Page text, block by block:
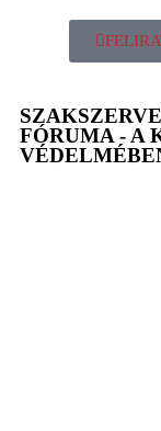
FÓRUMA - A